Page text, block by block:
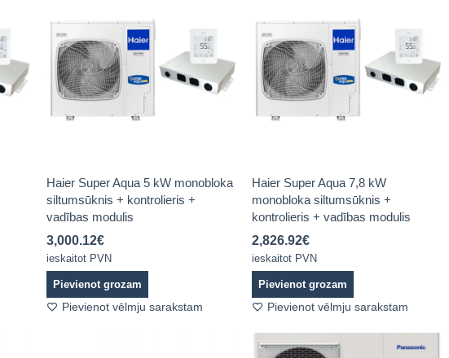
Haier Super Aqua 5 kW monobloka
siltumsūknis + kontrolieris +
vadības modulis
3,000.12€
ieskaitot PVN
Pievienot grozam
Pievienot vēlmju sarakstam
Haier Super Aqua 7,8 kW
monobloka siltumsūknis +
kontrolieris + vadības modulis
2,826.92€
ieskaitot PVN
Pievienot grozam
Pievienot vēlmju sarakstam